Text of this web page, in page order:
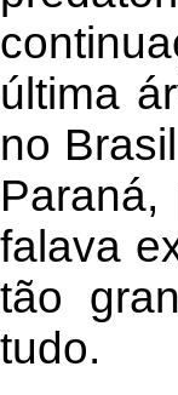
última
no
falava
tão
tudo.